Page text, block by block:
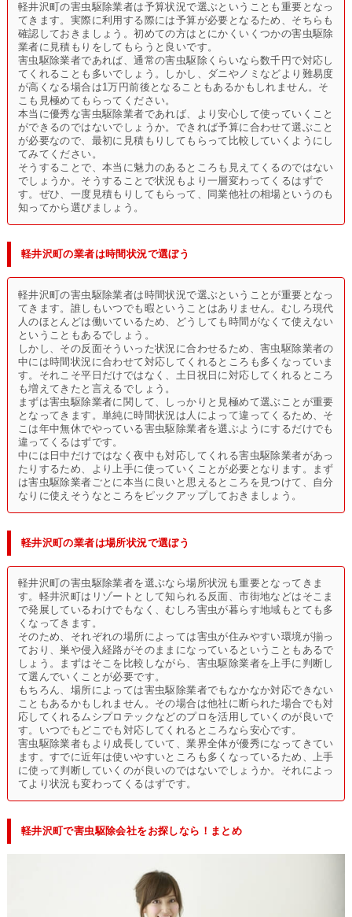
軽井沢町の害虫駆除業者は予算状況で選ぶということも重要となっ
てきます。実際に利用する際には予算が必要となるため、そちらも
確認しておきましょう。初めての方はとにかくいくつかの害虫駆除
業者に見積もりをしてもらうと良いです。
害虫駆除業者であれば、通常の害虫駆除くらいなら数千円で対応し
てくれることも多いでしょう。しかし、ダニやノミなどより難易度
が高くなる場合は1万円前後となることもあるかもしれません。そ
こも見極めてもらってください。
本当に優秀な害虫駆除業者であれば、より安心して使っていくこと
ができるのではないでしょうか。できれば予算に合わせて選ぶこと
が必要なので、最初に見積もりしてもらって比較していくようにし
てみてください。
そうすることで、本当に魅力のあるところも見えてくるのではない
でしょうか。そうすることで状況もより一層変わってくるはずで
す。ぜひ、一度見積もりしてもらって、同業他社の相場というのも
知ってから選びましょう。
軽井沢町の業者は時間状況で選ぼう
軽井沢町の害虫駆除業者は時間状況で選ぶということが重要となっ
てきます。誰しもいつでも暇ということはありません。むしろ現代
人のほとんどは働いているため、どうしても時間がなくて使えない
ということもあるでしょう。
しかし、その反面そういった状況に合わせるため、害虫駆除業者の
中には時間状況に合わせて対応してくれるところも多くなっていま
す。それこそ平日だけではなく、土日祝日に対応してくれるところ
も増えてきたと言えるでしょう。
まずは害虫駆除業者に関して、しっかりと見極めて選ぶことが重要
となってきます。単純に時間状況は人によって違ってくるため、そ
こは年中無休でやっている害虫駆除業者を選ぶようにするだけでも
違ってくるはずです。
中には日中だけではなく夜中も対応してくれる害虫駆除業者があっ
たりするため、より上手に使っていくことが必要となります。まず
は害虫駆除業者ごとに本当に良いと思えるところを見つけて、自分
なりに使えそうなところをピックアップしておきましょう。
軽井沢町の業者は場所状況で選ぼう
軽井沢町の害虫駆除業者を選ぶなら場所状況も重要となってきま
す。軽井沢町はリゾートとして知られる反面、市街地などはそこま
で発展しているわけでもなく、むしろ害虫が暮らす地域もとても多
くなってきます。
そのため、それぞれの場所によっては害虫が住みやすい環境が揃っ
ており、巣や侵入経路がそのままになっているということもあるで
しょう。まずはそこを比較しながら、害虫駆除業者を上手に判断し
て選んでいくことが必要です。
もちろん、場所によっては害虫駆除業者でもなかなか対応できない
こともあるかもしれません。その場合は他社に断られた場合でも対
応してくれるムシプロテックなどのプロを活用していくのが良いで
す。いつでもどこでも対応してくれるところなら安心です。
害虫駆除業者もより成長していて、業界全体が優秀になってきてい
ます。すでに近年は使いやすいところも多くなっているため、上手
に使って判断していくのが良いのではないでしょうか。それによっ
てより状況も変わってくるはずです。
軽井沢町で害虫駆除会社をお探しなら！まとめ